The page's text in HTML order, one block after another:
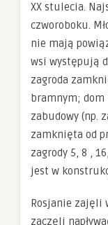
XX stulecia.
czworoboku.
nie mają
wsi występują
zagroda
bramnym; dom
zabudowy (np.
zamknięta od
zagrody 5, 8 ,
jest w
Rosjanie zajęli
zaczęli